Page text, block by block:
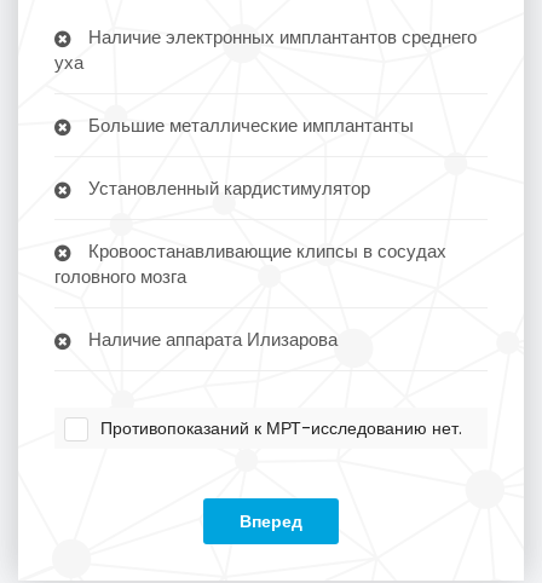
Наличие электронных имплантантов среднего
уха
Большие металлические имплантанты
Установленный кардистимулятор
Кровоостанавливающие клипсы в сосудах
головного мозга
Наличие аппарата Илизарова
Противопоказаний к МРТ-исследованию нет.
Вперед